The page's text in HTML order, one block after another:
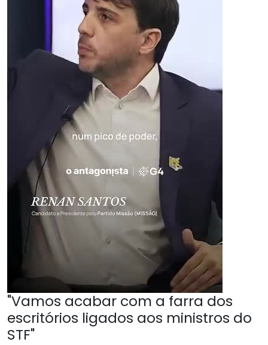
"Vamos acabar com a farra dos
escritórios ligados aos ministros do
STF"